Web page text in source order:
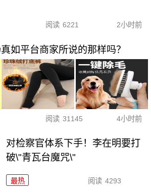
阅读 6221 2小时前
如平台商家所说的那样吗？
阅读 31145 4小时前
对检察官体系下手！李在明要打
破\"青瓦台魔咒\"
最热 阅读 4293